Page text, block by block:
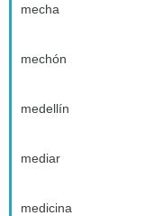
mecha
mechón
medellín
mediar
medicina